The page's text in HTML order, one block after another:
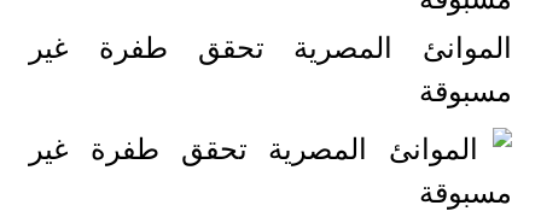
الموانئ المصرية تحقق طفرة غير
مسبوقة